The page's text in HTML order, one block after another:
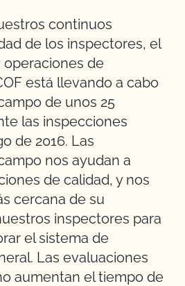
continuos
de los inspectores, el
de
está llevando a cabo
de unos 25
las inspecciones
de 2016. Las
nos ayudan a
de calidad, y nos
cercana de su
inspectores para
el sistema de
Las evaluaciones
aumentan el tiempo de